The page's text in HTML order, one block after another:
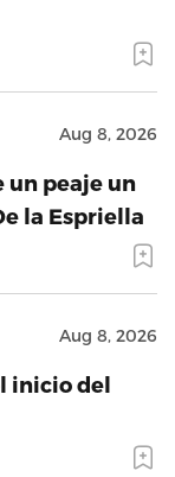
Aug 8, 2026
un peaje un
la Espriella
Aug 8, 2026
inicio del